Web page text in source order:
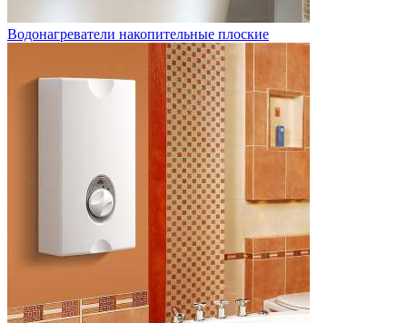
Водонагреватели накопительные плоские